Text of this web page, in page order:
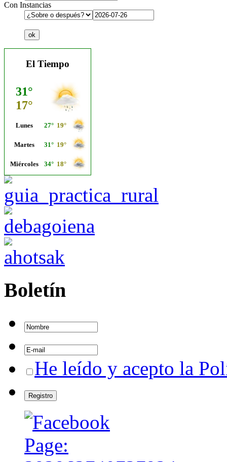
Con Instancias
El Tiempo
Boletín
He leído y acepto la